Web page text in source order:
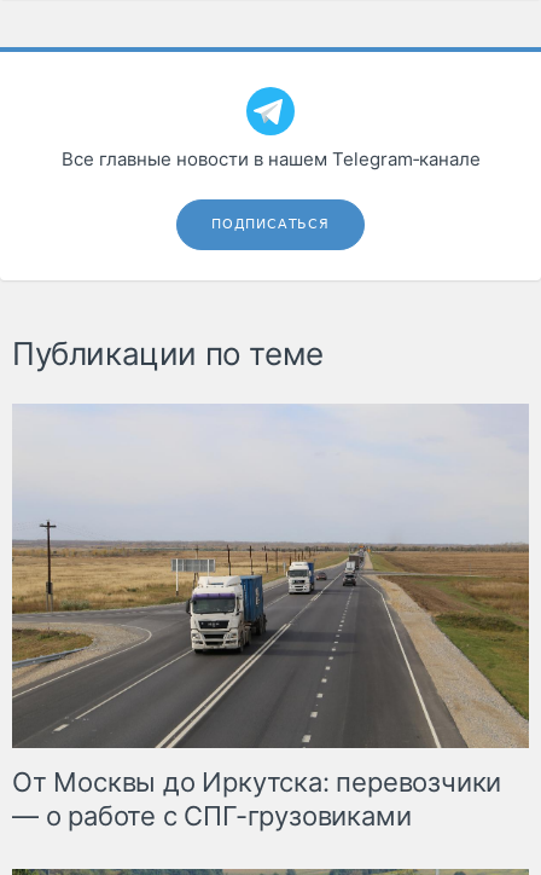
Все главные новости в нашем Telegram‑канале
ПОДПИСАТЬСЯ
Публикации по теме
От Москвы до Иркутска: перевозчики
— о работе с СПГ-грузовиками